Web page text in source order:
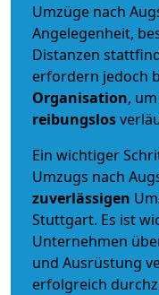
Umzüge nach
Angelegenheit,
Distanzen
erfordern jedoch
Organisation,
reibungslos
Ein wichtiger
Umzugs nach
zuverlässigen
Stuttgart. Es ist
Unternehmen
und Ausrüstung
erfolgreich